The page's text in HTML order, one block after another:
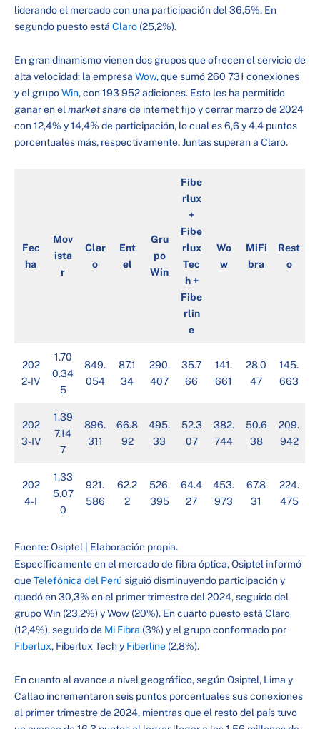
liderando el mercado con una participación del 36,5%. En
segundo puesto está Claro (25,2%).
En gran dinamismo vienen dos grupos que ofrecen el servicio de
alta velocidad: la empresa Wow, que sumó 260 731 conexiones
y el grupoWin, con 193 952 adiciones. Esto les ha permitido
ganar en elmarket share de internet fijo y cerrar marzo de 2024
con 12,4% y 14,4% de participación, lo cual es 6,6 y 4,4 puntos
porcentuales más, respectivamente. Juntas superan a Claro.
Fec
ha
Mov
ista
r
Clar
o
Ent
el
Gru
po
Win
Fibe
rlux
+
Fibe
rlux
Tec
h +
Fibe
rlin
e
Wo
w
MiFi
bra
Rest
o
202
2-IV
1.70
0.34
5
849.
054
87.1
34
290.
407
35.7
66
141.
661
28.0
47
145.
663
202
3-IV
1.39
7.14
7
896.
311
66.8
92
495.
33
52.3
07
382.
744
50.6
38
209.
942
202
4-I
1.33
5.07
0
921.
586
62.2
2
526.
395
64.4
27
453.
973
67.8
31
224.
475
Fuente: Osiptel | Elaboración propia.
Específicamente en el mercado de fibra óptica, Osiptel informó
queTelefónica del Perú siguió disminuyendo participación y
quedó en 30,3% en el primer trimestre del 2024, seguido del
grupo Win (23,2%) y Wow (20%). En cuarto puesto está Claro
(12,4%), seguido de Mi Fibra (3%) y el grupo conformado por
Fiberlux, Fiberlux Tech y Fiberline (2,8%).
En cuanto al avance a nivel geográfico, según Osiptel, Lima y
Callao incrementaron seis puntos porcentuales sus conexiones
al primer trimestre de 2024, mientras que el resto del país tuvo